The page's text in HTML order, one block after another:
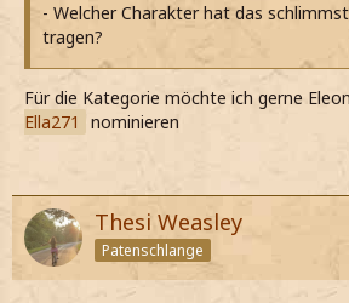
- Welcher Charakter hat das
tragen?
Für die Kategorie möchte ich gerne
Ella271
nominieren
Thesi Weasley
Patenschlange